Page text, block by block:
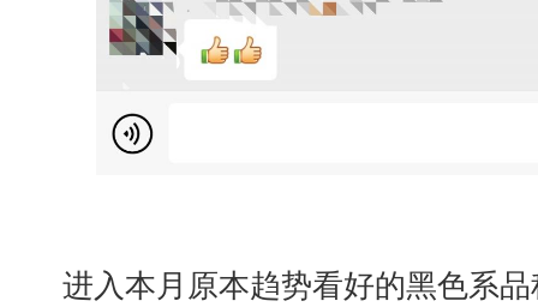
进入本月原本趋势看好的黑色系品